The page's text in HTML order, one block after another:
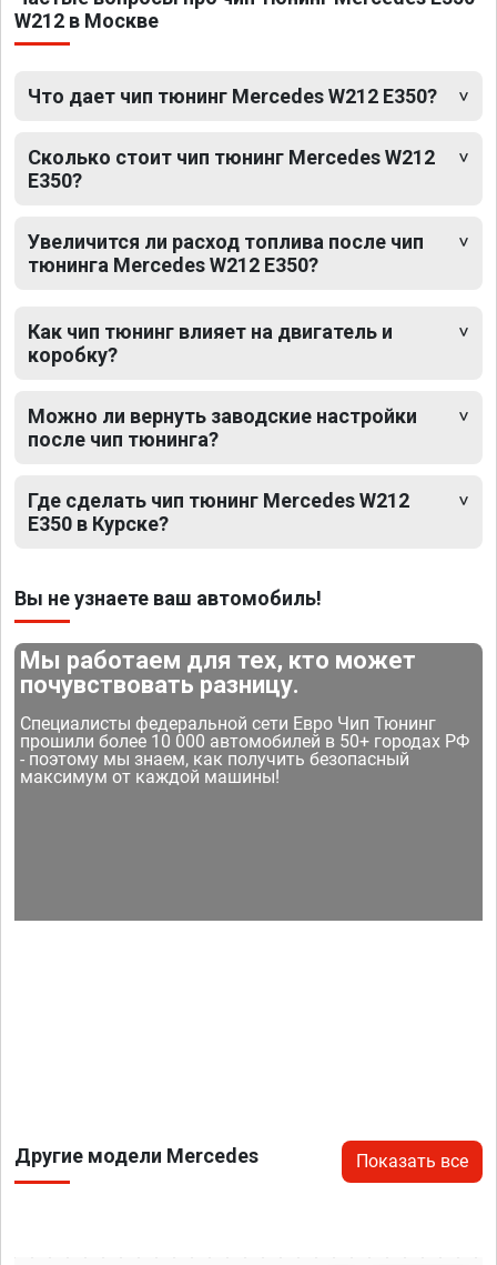
W212 в Москве
Что дает чип тюнинг Mercedes W212 E350?
Сколько стоит чип тюнинг Mercedes W212
E350?
Увеличится ли расход топлива после чип
тюнинга Mercedes W212 E350?
Как чип тюнинг влияет на двигатель и
коробку?
Можно ли вернуть заводские настройки
после чип тюнинга?
Где сделать чип тюнинг Mercedes W212
E350 в Курске?
Вы не узнаете ваш автомобиль!
Мы работаем для тех, кто может
почувствовать разницу.
Специалисты федеральной сети Евро Чип Тюнинг
прошили более 10 000 автомобилей в 50+ городах РФ
- поэтому мы знаем, как получить безопасный
максимум от каждой машины!
Другие модели Mercedes Показать все